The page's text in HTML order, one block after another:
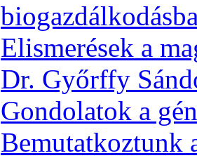
Elismerések a
Dr. Győrffy
Gondolatok a
Bemutatkoztunk